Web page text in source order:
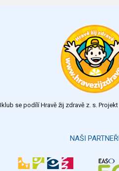
se podílí Hravě žij zdravě z. s.
NAŠI PARTNEŘI